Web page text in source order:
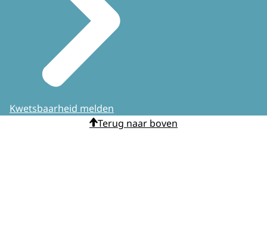
Kwetsbaarheid melden
Terug naar boven